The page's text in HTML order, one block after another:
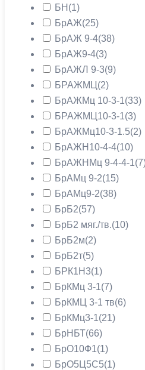
БН (1)
БрАЖ(25)
БрАЖ 9-4(38)
БрАЖ9-4(3)
БрАЖЛ 9-3(9)
БРАЖМЦ (2)
БрАЖМц 10-3-1(33)
БРАЖМЦ10-3-1(3)
БрАЖМц10-3-1.5(2)
БрАЖН10-4-4(10)
БрАЖНМц 9-4-4-1
БрАМц 9-2(15)
БрАМц9-2(38)
БрБ2(57)
БрБ2 мяг./тв.(10)
БрБ2м(2)
БрБ2т(5)
БРК1Н3(1)
БрКМц 3-1(7)
БрКМЦ 3-1 тв(6)
БрКМц3-1(21)
БрНБТ(66)
БрО10Ф1(1)
БрО5Ц5С5(1)